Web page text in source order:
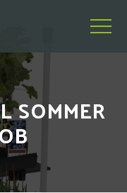
SOMMER